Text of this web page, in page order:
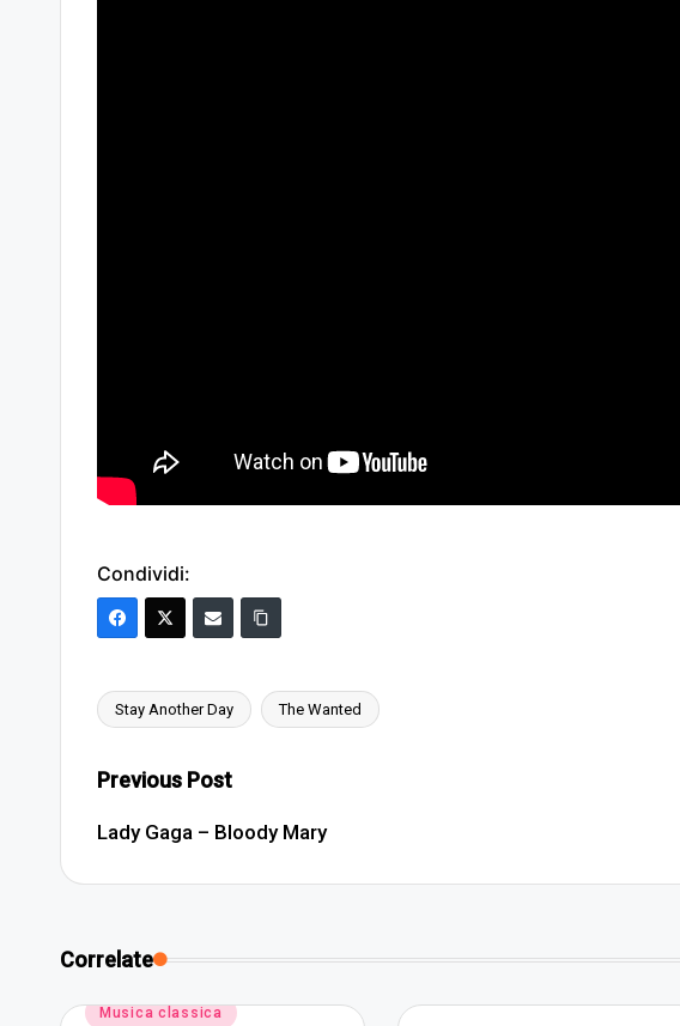
Condividi:
Tags:
Stay Another Day The Wanted
Post
navigation
Previous Post
Lady Gaga – Bloody Mary
Correlate
Posted
Musica classica